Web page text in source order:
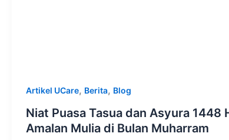
Artikel UCare, Berita, Blog
Niat Puasa Tasua dan Asyura 1448
Amalan Mulia di Bulan Muharram